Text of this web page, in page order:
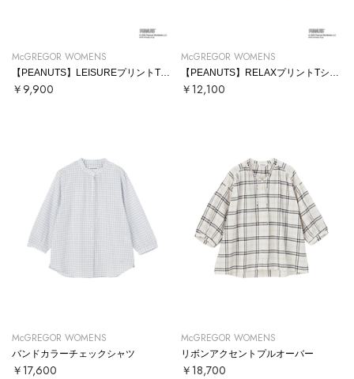
McGREGOR WOMENS
￥9,900
McGREGOR WOMENS
￥12,100
McGREGOR WOMENS
バンドカラーチェックシャツ
￥17,600
McGREGOR WOMENS
リボンアクセントプルオーバー
￥18,700